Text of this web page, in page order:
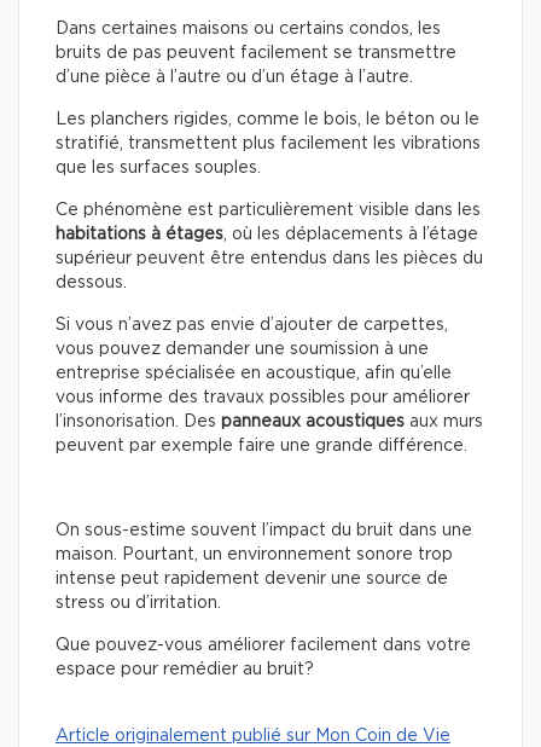
Dans certaines maisons ou certains condos, les
bruits de pas peuvent facilement se transmettre
d’une pièce à l’autre ou d’un étage à l’autre.
Les planchers rigides, comme le bois, le béton ou le
stratifié, transmettent plus facilement les vibrations
que les surfaces souples.
Ce phénomène est particulièrement visible dans les
habitations à étages, où les déplacements à l’étage
supérieur peuvent être entendus dans les pièces du
dessous.
Si vous n’avez pas envie d’ajouter de carpettes,
vous pouvez demander une soumission à une
entreprise spécialisée en acoustique, afin qu’elle
vous informe des travaux possibles pour améliorer
l’insonorisation. Des panneaux acoustiques aux murs
peuvent par exemple faire une grande différence.
On sous-estime souvent l’impact du bruit dans une
maison. Pourtant, un environnement sonore trop
intense peut rapidement devenir une source de
stress ou d’irritation.
Que pouvez-vous améliorer facilement dans votre
espace pour remédier au bruit?
Article originalement publié sur Mon Coin de Vie